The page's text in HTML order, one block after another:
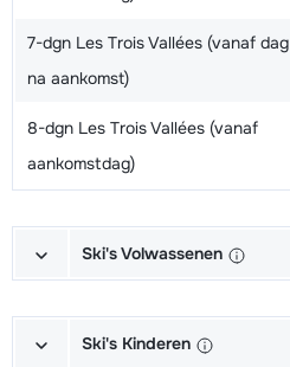
7-dgn Les Trois Vallées (vanaf dag
na aankomst)
8-dgn Les Trois Vallées (vanaf
aankomstdag)
Ski's Volwassenen
Schoenen + Stokken (6/7 dagen)
Ski's Kinderen